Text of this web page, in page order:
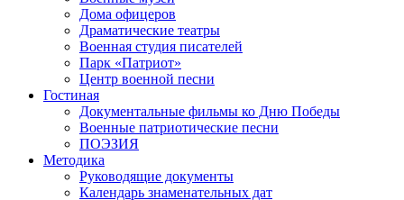
Дома офицеров
Драматические театры
Военная студия писателей
Парк «Патриот»
Центр военной песни
Гостиная
Документальные фильмы ко Дню Победы
Военные патриотические песни
ПОЭЗИЯ
Методика
Руководящие документы
Календарь знаменательных дат